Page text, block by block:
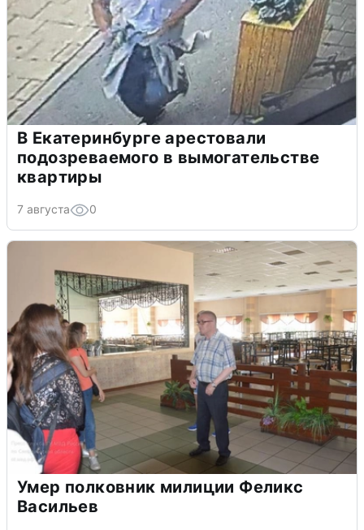
В Екатеринбурге арестовали
подозреваемого в вымогательстве
квартиры
7 августа 0
Умер полковник милиции Феликс
Васильев